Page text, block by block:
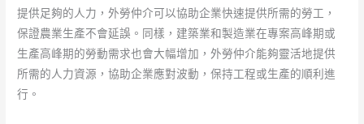
提供足夠的人力，外勞仲介可以協助企業快速提供所需的勞工，
保證農業生產不會延誤。同樣，建築業和製造業在專案高峰期或
生產高峰期的勞動需求也會大幅增加，外勞仲介能夠靈活地提供
所需的人力資源，協助企業應對波動，保持工程或生產的順利進
行。